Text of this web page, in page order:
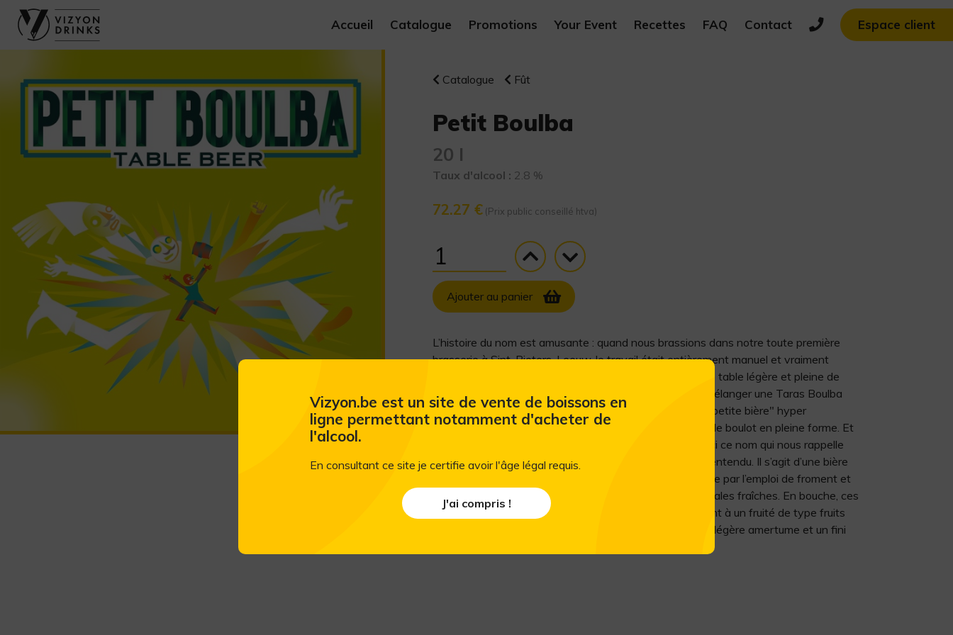
Accueil Catalogue Promotions Your Event Recettes FAQ Contact Espace client
Catalogue Fût
Petit Boulba
20 l
Taux d'alcool : 2.8 %
72.27 €(Prix public conseillé htva)
Ajouter au panier
L’histoire du nom est amusante : quand nous brassions dans notre toute première
brasserie à Sint-Pieters-Leeuw, le travail était entièrement manuel et vraiment
harassant. Pour le repas de midi, on rêvait d’une bière de table légère et pleine de
goût pour se désaltérer... Bernard a un jour eu l’idée de mélanger une Taras Boulba
avec une quantité égale d’eau pétillante pour faire une "petite bière" hyper
désaltérante qui ne nous empêcherait pas de reprendre le boulot en pleine forme. Et
on a décidé de l’appeler le "Petit Boulba"... On a repris ici ce nom qui nous rappelle
nos débuts, mais en créant une recette spécifique bien entendu. Il s’agit d’une bière
blonde de seulement 2,8%, à la robe blonde et trouble, de par l’emploi de froment et
d’avoine. Son nez est très floral, avec des notes de céréales fraîches. En bouche, ces
notes florales et céréalières se développent en se mêlant à un fruité de type fruits
blancs et de fines touches herbacées. Elle possède une légère amertume et un fini
Vizyon.be est un site de vente de boissons en
ligne permettant notamment d'acheter de
l'alcool.
En consultant ce site je certifie avoir l'âge légal requis.
J'ai compris !